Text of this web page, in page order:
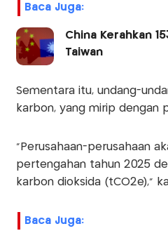
Baca Juga:
China Kerahkan
Taiwan
Sementara itu, undang-
karbon, yang mirip dengan
"Perusahaan-perusahaan
pertengahan tahun 2025
karbon dioksida (tCO2e),"
Baca Juga: